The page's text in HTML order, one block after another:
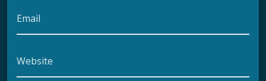
Email
Website